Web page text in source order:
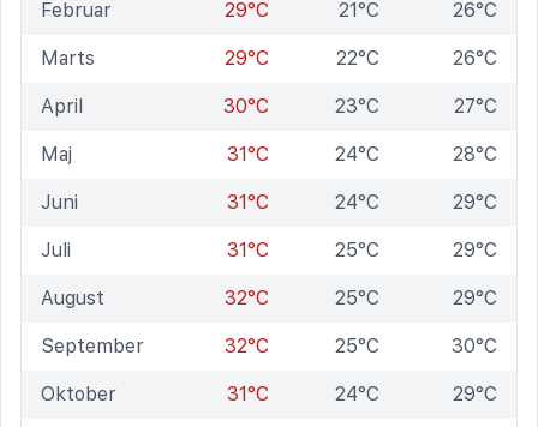
Februar 29°C 21°C 26°C
Marts 29°C 22°C 26°C
April 30°C 23°C 27°C
Maj 31°C 24°C 28°C
Juni 31°C 24°C 29°C
Juli 31°C 25°C 29°C
August 32°C 25°C 29°C
September 32°C 25°C 30°C
Oktober 31°C 24°C 29°C